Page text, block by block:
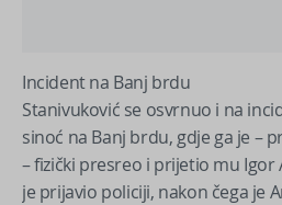
Incident na Banj brdu
Stanivuković se osvrnuo i na
sinoć na Banj brdu, gdje ga je –
– fizički presreo i prijetio mu Igor
je prijavio policiji, nakon čega je